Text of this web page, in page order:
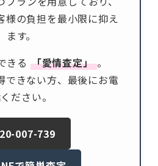
様の負担を最小限に抑え
ます。
きる 「愛情査定」。
できない方、最後にお電
ださい。
007-739